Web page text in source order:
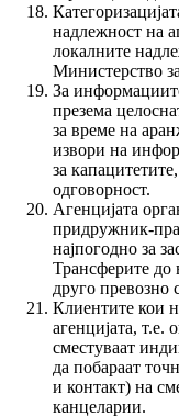
надлежност на
локалните
Министерство
За
презема
за време на
извори на
за
одговорност.
Агенцијата
придружник-
најпогодно за
Трансферите до
друго превозно
Клиентите кои
агенцијата, т.е.
сместуваат
да побараат
и контакт) на
канцеларии.